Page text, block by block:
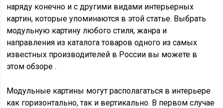
наряду конечно и с другими видами интерьерных
картин, которые упоминаются в этой статье. Выбрать
модульную картину любого стиля, жанра и
направления из каталога товаров одного из самых
известных производителей в России вы можете в
этом обзоре .
Модульные картины могут располагаться в интерьере
как горизонтально, так и вертикально. В первом случае